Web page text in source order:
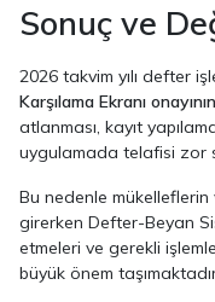
Sonuç ve
2026 takvim yılı defter
Karşılama Ekranı
atlanması, kayıt
uygulamada telafisi zor
Bu nedenle mükelleflerin
girerken Defter-Beyan
etmeleri ve gerekli
büyük önem